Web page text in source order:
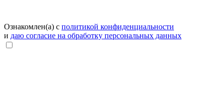
Ознакомлен(а) с политикой конфиденциальности
и даю согласие на обработку персональных данных